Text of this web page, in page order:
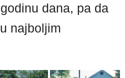
dana, pa da
najboljim